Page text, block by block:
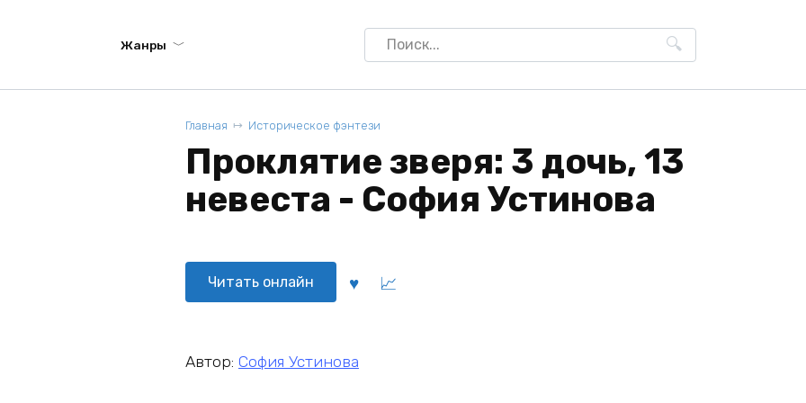
Жанры
Search
for:
Главная Историческое фэнтези
Проклятие зверя: 3 дочь, 13
невеста - София Устинова
Читать онлайн
Автор: София Устинова